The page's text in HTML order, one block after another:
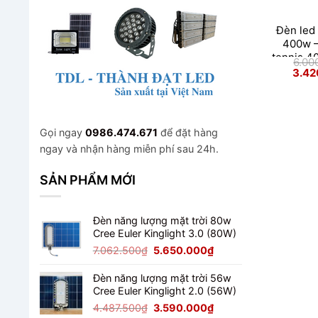
Gọi ngay 0986.474.671 để đặt hàng
ngay và nhận hàng miễn phí sau 24h.
SẢN PHẨM MỚI
Đèn năng lượng mặt trời 80w
Cree Euler Kinglight 3.0 (80W)
7.062.500₫ Giá
là:
7.062.500₫.
5.650.000₫Giá
tại
là:
5.650.000₫.
Đèn năng lượng mặt trời 56w
Cree Euler Kinglight 2.0 (56W)
4.487.500₫ Giá
3.590.000₫Giá
Đèn led
400w
tennis
Giá
gốc